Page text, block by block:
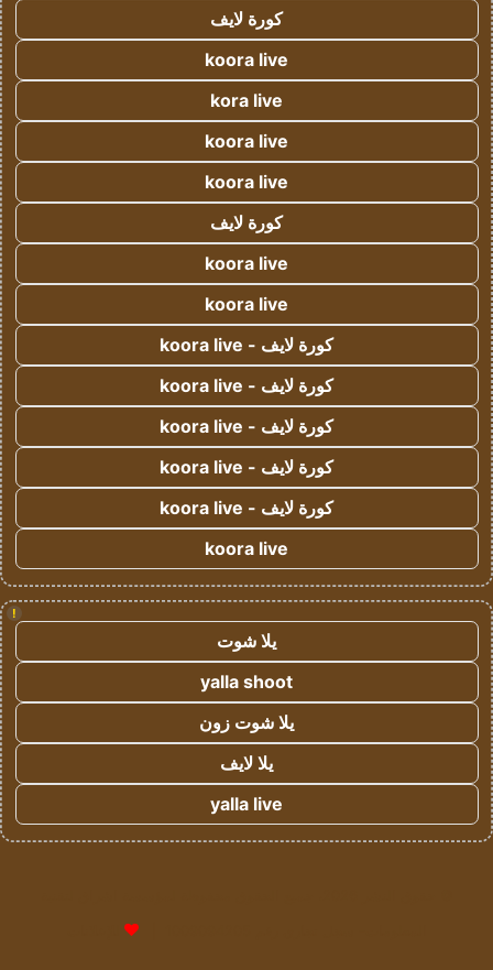
كورة لايف
koora live
kora live
koora live
koora live
كورة لايف
koora live
koora live
كورة لايف - koora live
كورة لايف - koora live
كورة لايف - koora live
كورة لايف - koora live
كورة لايف - koora live
koora live
!
يلا شوت
yalla shoot
يلا شوت زون
يلا لايف
yalla live